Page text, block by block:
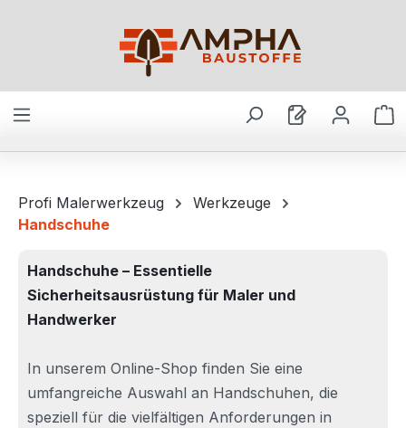
Profi Malerwerkzeug
Werkzeuge
Handschuhe
Handschuhe – Essentielle
Sicherheitsausrüstung für Maler und
Handwerker
In unserem Online-Shop finden Sie eine
umfangreiche Auswahl an Handschuhen, die
speziell für die vielfältigen Anforderungen in